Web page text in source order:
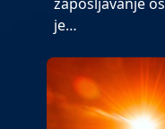
je…